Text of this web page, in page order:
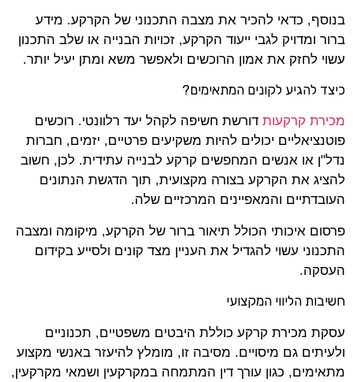
בנוסף, כדאי להכיר את מצבה התכנוני של הקרקע. מידע
ברור ומדויק לגבי ייעוד הקרקע, זכויות הבנייה או שלב התכנון
עשוי לחזק את אמון הרוכשים ולאפשר משא ומתן יעיל יותר.
כיצד להגיע לקונים המתאימים?
מכירת קרקעותדורשת חשיפה לקהל יעד רלוונטי. רוכשים
פוטנציאליים יכולים להיות משקיעים פרטיים, יזמים, חברות
נדל"ן או אנשים המחפשים קרקע לבנייה עתידית. לכן, חשוב
להציג את הקרקע בצורה מקצועית, תוך הדגשת הנתונים
העובדתיים והמאפיינים המרכזיים שלה.
פרסום איכותי הכולל תיאור ברור של הקרקע, מיקומה ומצבה
התכנוני עשוי להגדיל את העניין מצד קונים ולסייע בקידום
העסקה.
חשיבות הליווי המקצועי
עסקת מכירת קרקע כוללת היבטים משפטיים, תכנוניים
ולעיתים גם מיסויים. מסיבה זו, מומלץ להיעזר באנשי מקצוע
מתאימים, כגון עורך דין המתמחה במקרקעין ושמאי מקרקעין,